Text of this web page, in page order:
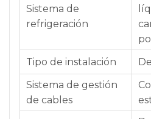
Sistema de
refrigeración
Tipo de instalación
Sistema de gestión
de cables